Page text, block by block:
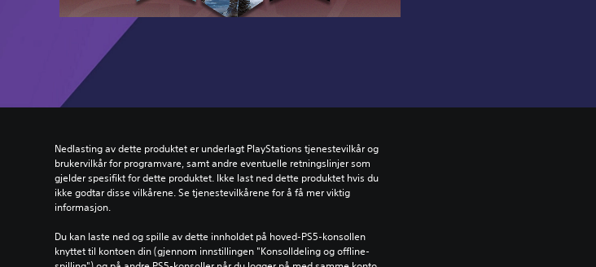
Nedlasting av dette produktet er underlagt PlayStations tjenestevilkår og
brukervilkår for programvare, samt andre eventuelle retningslinjer som
gjelder spesifikt for dette produktet. Ikke last ned dette produktet hvis du
ikke godtar disse vilkårene. Se tjenestevilkårene for å få mer viktig
informasjon.
Du kan laste ned og spille av dette innholdet på hoved-PS5-konsollen
knyttet til kontoen din (gjennom innstillingen "Konsolldeling og offline-